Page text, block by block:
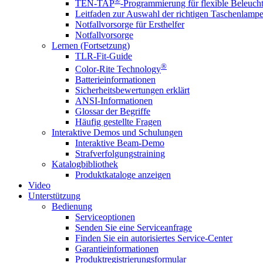
TEN-TAP -Programmierung für flexible
Leitfaden zur Auswahl der richtigen Taschenlampe
Notfallvorsorge für Ersthelfer
Notfallvorsorge
Lernen (Fortsetzung)
TLR-Fit-Guide
Color-Rite Technology®
Batterieinformationen
Sicherheitsbewertungen erklärt
ANSI-Informationen
Glossar der Begriffe
Häufig gestellte Fragen
Interaktive Demos und Schulungen
Interaktive Beam-Demo
Strafverfolgungstraining
Katalogbibliothek
Produktkataloge anzeigen
Video
Unterstützung
Bedienung
Serviceoptionen
Senden Sie eine Serviceanfrage
Finden Sie ein autorisiertes Service-Center
Garantieinformationen
Produktregistrierungsformular